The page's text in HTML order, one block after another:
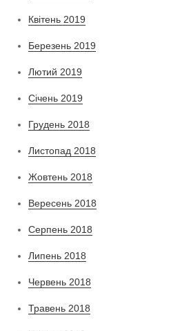
Квітень 2019
Березень 2019
Лютий 2019
Січень 2019
Грудень 2018
Листопад 2018
Жовтень 2018
Вересень 2018
Серпень 2018
Липень 2018
Червень 2018
Травень 2018